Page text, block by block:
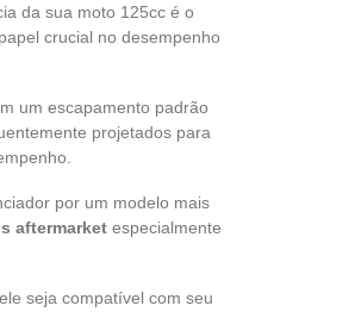
da sua moto 125cc é o
crucial no desempenho
um escapamento padrão
projetados para
por um modelo mais
aftermarket especialmente
seja compatível com seu